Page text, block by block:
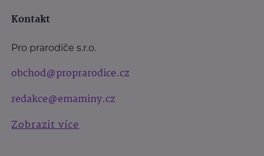
Kontakt
Pro prarodiče s.r.o.
obchod@proprarodice.cz
redakce@emaminy.cz
Zobrazit více